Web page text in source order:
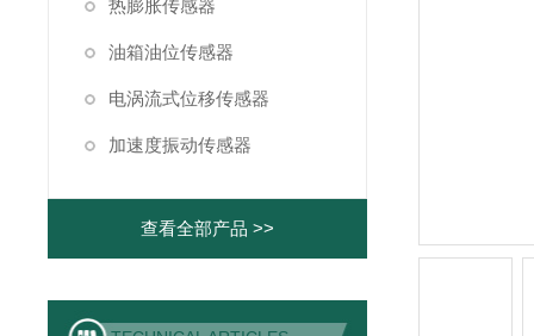
热膨胀传感器
油箱油位传感器
电涡流式位移传感器
加速度振动传感器
查看全部产品 >>